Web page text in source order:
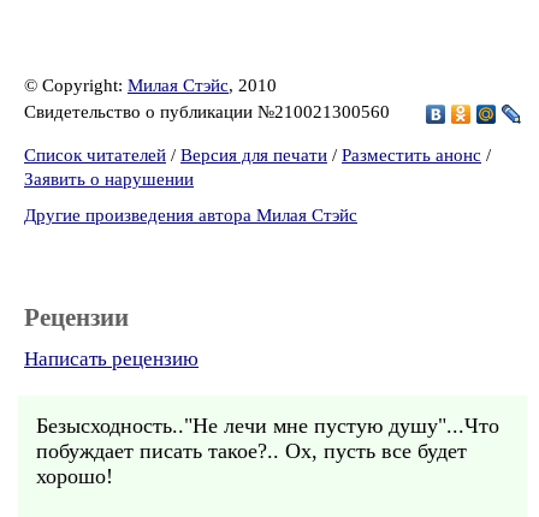
© Copyright: Милая Стэйс, 2010
Свидетельство о публикации №210021300560
Список читателей / Версия для печати / Разместить анонс /
Заявить о нарушении
Другие произведения автора Милая Стэйс
Рецензии
Написать рецензию
Безысходность.."Не лечи мне пустую душу"...Что
побуждает писать такое?.. Ох, пусть все будет
хорошо!